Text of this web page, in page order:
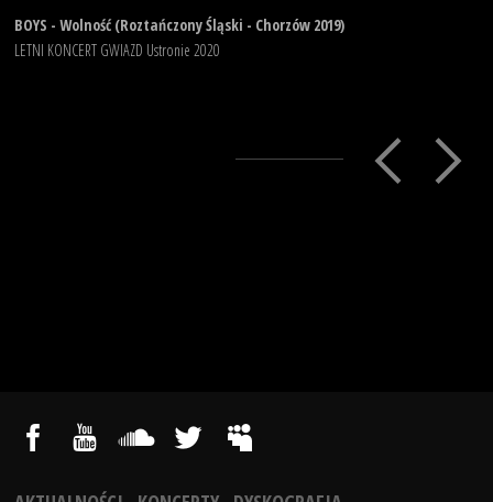
BOYS - Wolność (Roztańczony Śląski - Chorzów 2019)
LETNI KONCERT GWIAZD Ustronie 2020